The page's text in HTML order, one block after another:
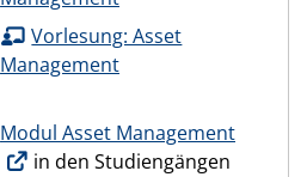
Vorlesung: Asset
Management
Modul Asset Management
in den Studiengängen